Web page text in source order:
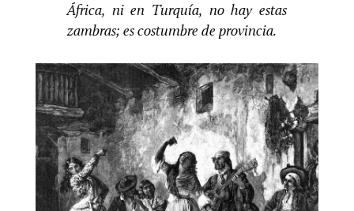
África, ni en Turquía, no hay estas
zambras; es costumbre de provincia.